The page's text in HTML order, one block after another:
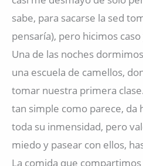
sabe, para sacarse la sed
pensaría), pero hicimos
Una de las noches
una escuela de camellos,
tomar nuestra primera
tan simple como parece, da
toda su inmensidad, pero
miedo y pasear con ellos,
La comida que